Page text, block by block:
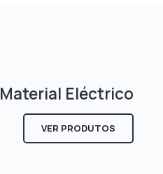
Material Eléctrico
VER PRODUTOS